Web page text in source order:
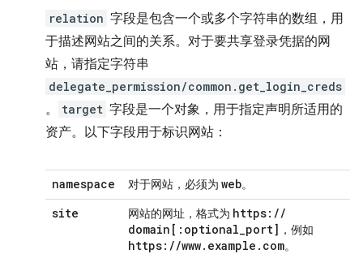
relation 字段是包含一个或多个字符串的数组，用
于描述网站之间的关系。对于要共享登录凭据的网
站，请指定字符串
delegate_permission/common.get_login_creds
。 target 字段是一个对象，用于指定声明所适用的
资产。以下字段用于标识网站：
namespace 对于网站，必须为 web。
site 网站的网址，格式为 https: //
domain [: optional_port] ，例如
https: //www. example . com。